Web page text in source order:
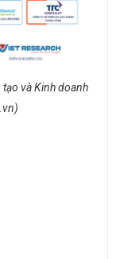
và Kinh doanh